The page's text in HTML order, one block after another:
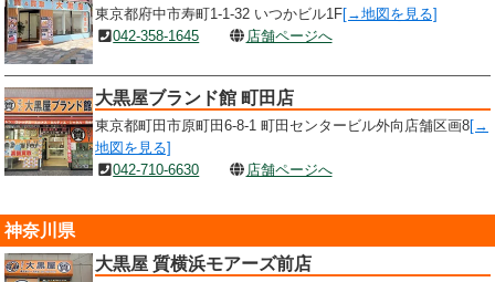
東京都府中市寿町1-1-32 いつかビル1F[→地図を見る]
042-358-1645
店舗ページへ
大黒屋ブランド館 町田店
東京都町田市原町田6-8-1 町田センタービル外向店舗区画8[→
地図を見る]
042-710-6630
店舗ページへ
神奈川県
大黒屋 質横浜モアーズ前店